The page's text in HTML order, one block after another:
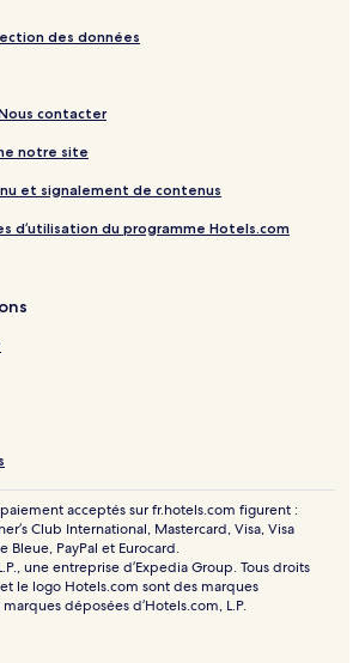
des données
contacter
notre site
et signalement de contenus
d’utilisation du programme Hotels.com
acceptés sur fr.hotels.com figurent :
Club International, Mastercard, Visa, Visa
Bleue, PayPal et Eurocard.
une entreprise d’Expedia Group. Tous droits
le logo Hotels.com sont des marques
déposées d’Hotels.com, L.P.